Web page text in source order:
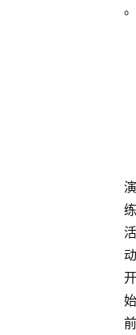
。
演
练
活
动
开
始
前